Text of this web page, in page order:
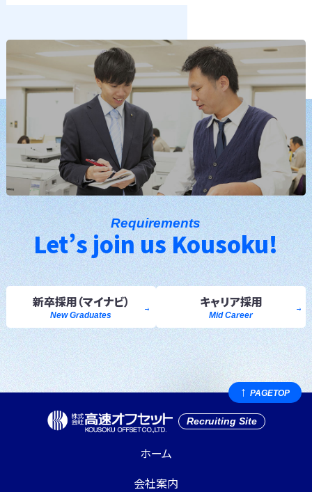
Requirements
Let’s join us Kousoku!
新卒採用（マイナビ）
New Graduates
キャリア採用
Mid Career
PAGETOP
Recruiting Site
ホーム
会社案内